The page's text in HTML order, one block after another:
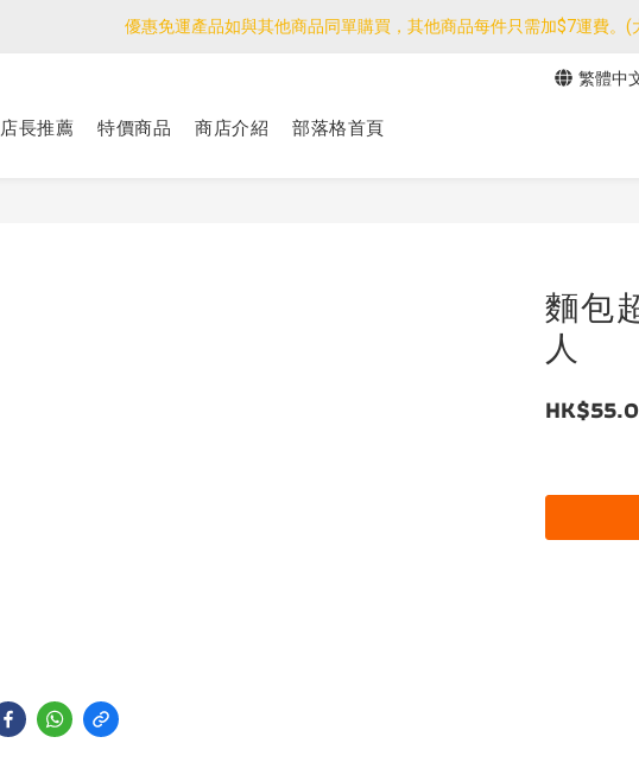
優惠免運產品如與其他商品同單購買，其他商品每件只需加$7運費。
優惠免運產品如與其他商品同單購買，其他商品每件只需加$7運費。
<公告>感謝支持！我們團隊由30/7~12/8外訪搜羅新產品，期間網店訂單處理及
優惠免運產品如與其他商品同單購買，其他商品每件只需加$7運費。(
繁體中
店長推薦 特價商品 商店介紹 部落格首頁
麵包
人